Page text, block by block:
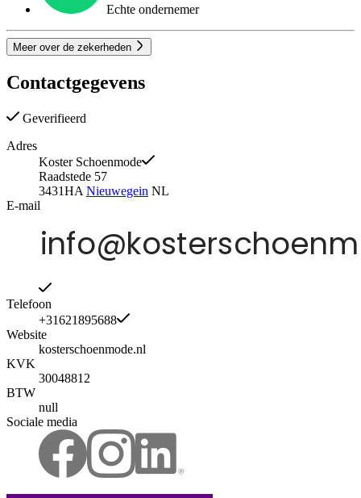
Echte ondernemer
Meer over de zekerheden
Contactgegevens
Geverifieerd
Adres
Koster Schoenmode
Raadstede 57
3431HA Nieuwegein NL
E-mail
Telefoon
+31621895688
Website
kosterschoenmode.nl
KVK
30048812
BTW
null
Sociale media